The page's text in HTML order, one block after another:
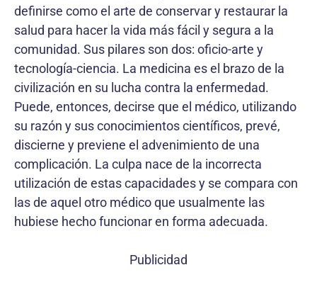
definirse como el arte de con­servar y restaurar la
salud para hacer la vida más fácil y segura a la
comunidad. Sus pilares son dos: oficio-arte y
tecnología-ciencia. La medicina es el brazo de la
civilización en su lucha contra la enfermedad.
Puede, entonces, decirse que el médico, utilizando
su razón y sus conocimientos científicos, prevé,
discierne y previene el advenimiento de una
complicación. La culpa nace de la incorrecta
utilización de estas capacidades y se compara con
las de aquel otro médico que usualmente las
hubiese hecho funcionar en forma adecuada.
Publicidad